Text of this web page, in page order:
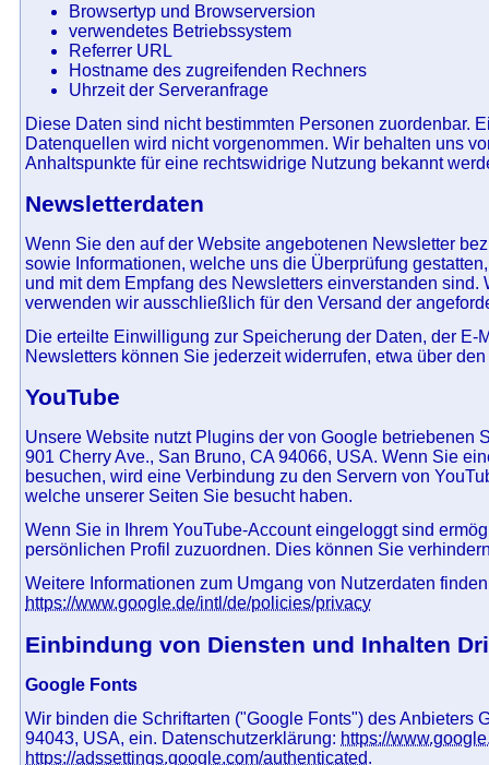
Browsertyp und Browserversion
verwendetes Betriebssystem
Referrer URL
Hostname des zugreifenden Rechners
Uhrzeit der Serveranfrage
Diese Daten sind nicht bestimmten Personen zuordenbar.
Datenquellen wird nicht vorgenommen. Wir behalten uns
Anhaltspunkte für eine rechtswidrige Nutzung bekannt
Newsletterdaten
Wenn Sie den auf der Website angebotenen Newsletter
sowie Informationen, welche uns die Überprüfung
und mit dem Empfang des Newsletters einverstanden
verwenden wir ausschließlich für den Versand der
Die erteilte Einwilligung zur Speicherung der Daten, der
Newsletters können Sie jederzeit widerrufen, etwa über
YouTube
Unsere Website nutzt Plugins der von Google betriebenen
901 Cherry Ave., San Bruno, CA 94066, USA. Wenn Sie
besuchen, wird eine Verbindung zu den Servern von
welche unserer Seiten Sie besucht haben.
Wenn Sie in Ihrem YouTube-Account eingeloggt sind
persönlichen Profil zuzuordnen. Dies können Sie
Weitere Informationen zum Umgang von Nutzerdaten
https://www.google.de/intl/de/policies/privacy
Einbindung von Diensten und Inhalten
Google Fonts
Wir binden die Schriftarten ("Google Fonts") des Anbieters
94043, USA, ein. Datenschutzerklärung: https://
https://adssettings.google.com/authenticated.